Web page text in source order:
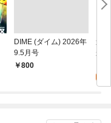
DIME (ダイム) 2026年
9.5月号
￥800
追
か
れ
（